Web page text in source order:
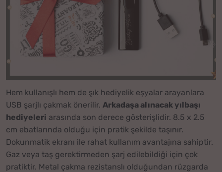
Hem kullanışlı hem de şık hediyelik eşyalar arayanlara
USB şarjlı çakmak önerilir. Arkadaşa alınacak yılbaşı
hediyeleri arasında son derece gösterişlidir. 8.5 x 2.5
cm ebatlarında olduğu için pratik şekilde taşınır.
Dokunmatik ekranı ile rahat kullanım avantajına sahiptir.
Gaz veya taş gerektirmeden şarj edilebildiği için çok
pratiktir. Metal çakma rezistanslı olduğundan rüzgarda